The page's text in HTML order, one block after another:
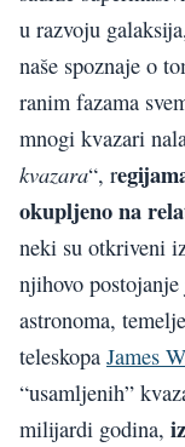
u razvoju
naše spoznaje o
ranim fazama
mnogi kvazari
kvazara“, r
okupljeno na
neki su otkriveni
njihovo
astronoma,
teleskopa James
“usamljenih”
milijardi godina,